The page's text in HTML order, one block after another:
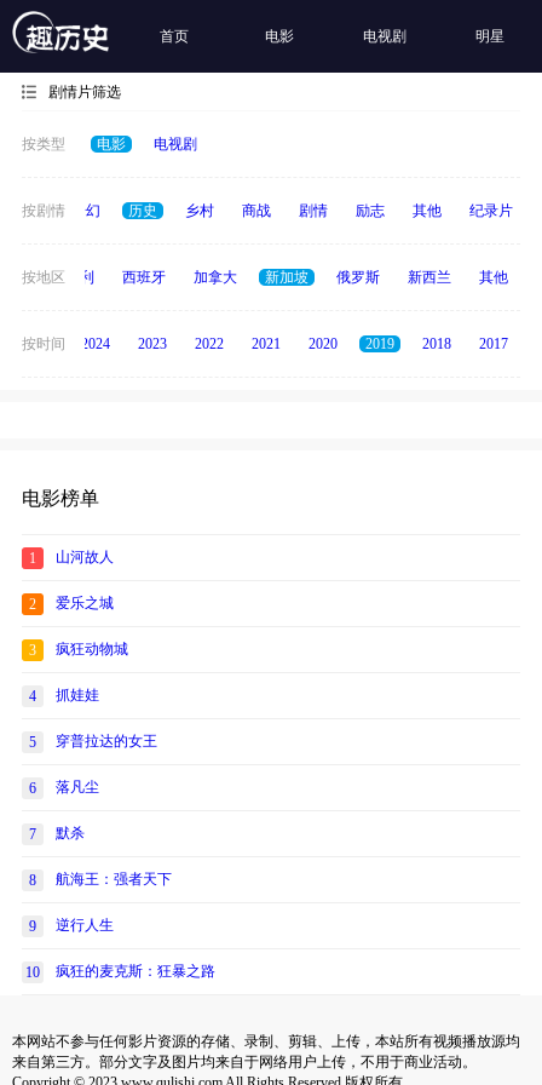
首页 电影 电视剧 明星
剧情片筛选
按类型 电影 电视剧
按剧情
动作 奇幻 历史 乡村 商战 剧情 励志 其他 纪录片
按地区
度 意大利 西班牙 加拿大 新加坡 俄罗斯 新西兰 其他
按时间
2025 2024 2023 2022 2021 2020 2019 2018 2017
电影榜单
1 山河故人
2 爱乐之城
3 疯狂动物城
4 抓娃娃
5 穿普拉达的女王
6 落凡尘
7 默杀
8 航海王：强者天下
9 逆行人生
10 疯狂的麦克斯：狂暴之路
本网站不参与任何影片资源的存储、录制、剪辑、上传，本站所有视频播放源均
来自第三方。部分文字及图片均来自于网络用户上传，不用于商业活动。